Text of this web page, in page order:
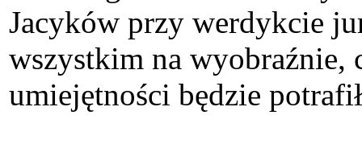
Jacyków przy werdykcie
wszystkim na wyobraźnie,
umiejętności będzie